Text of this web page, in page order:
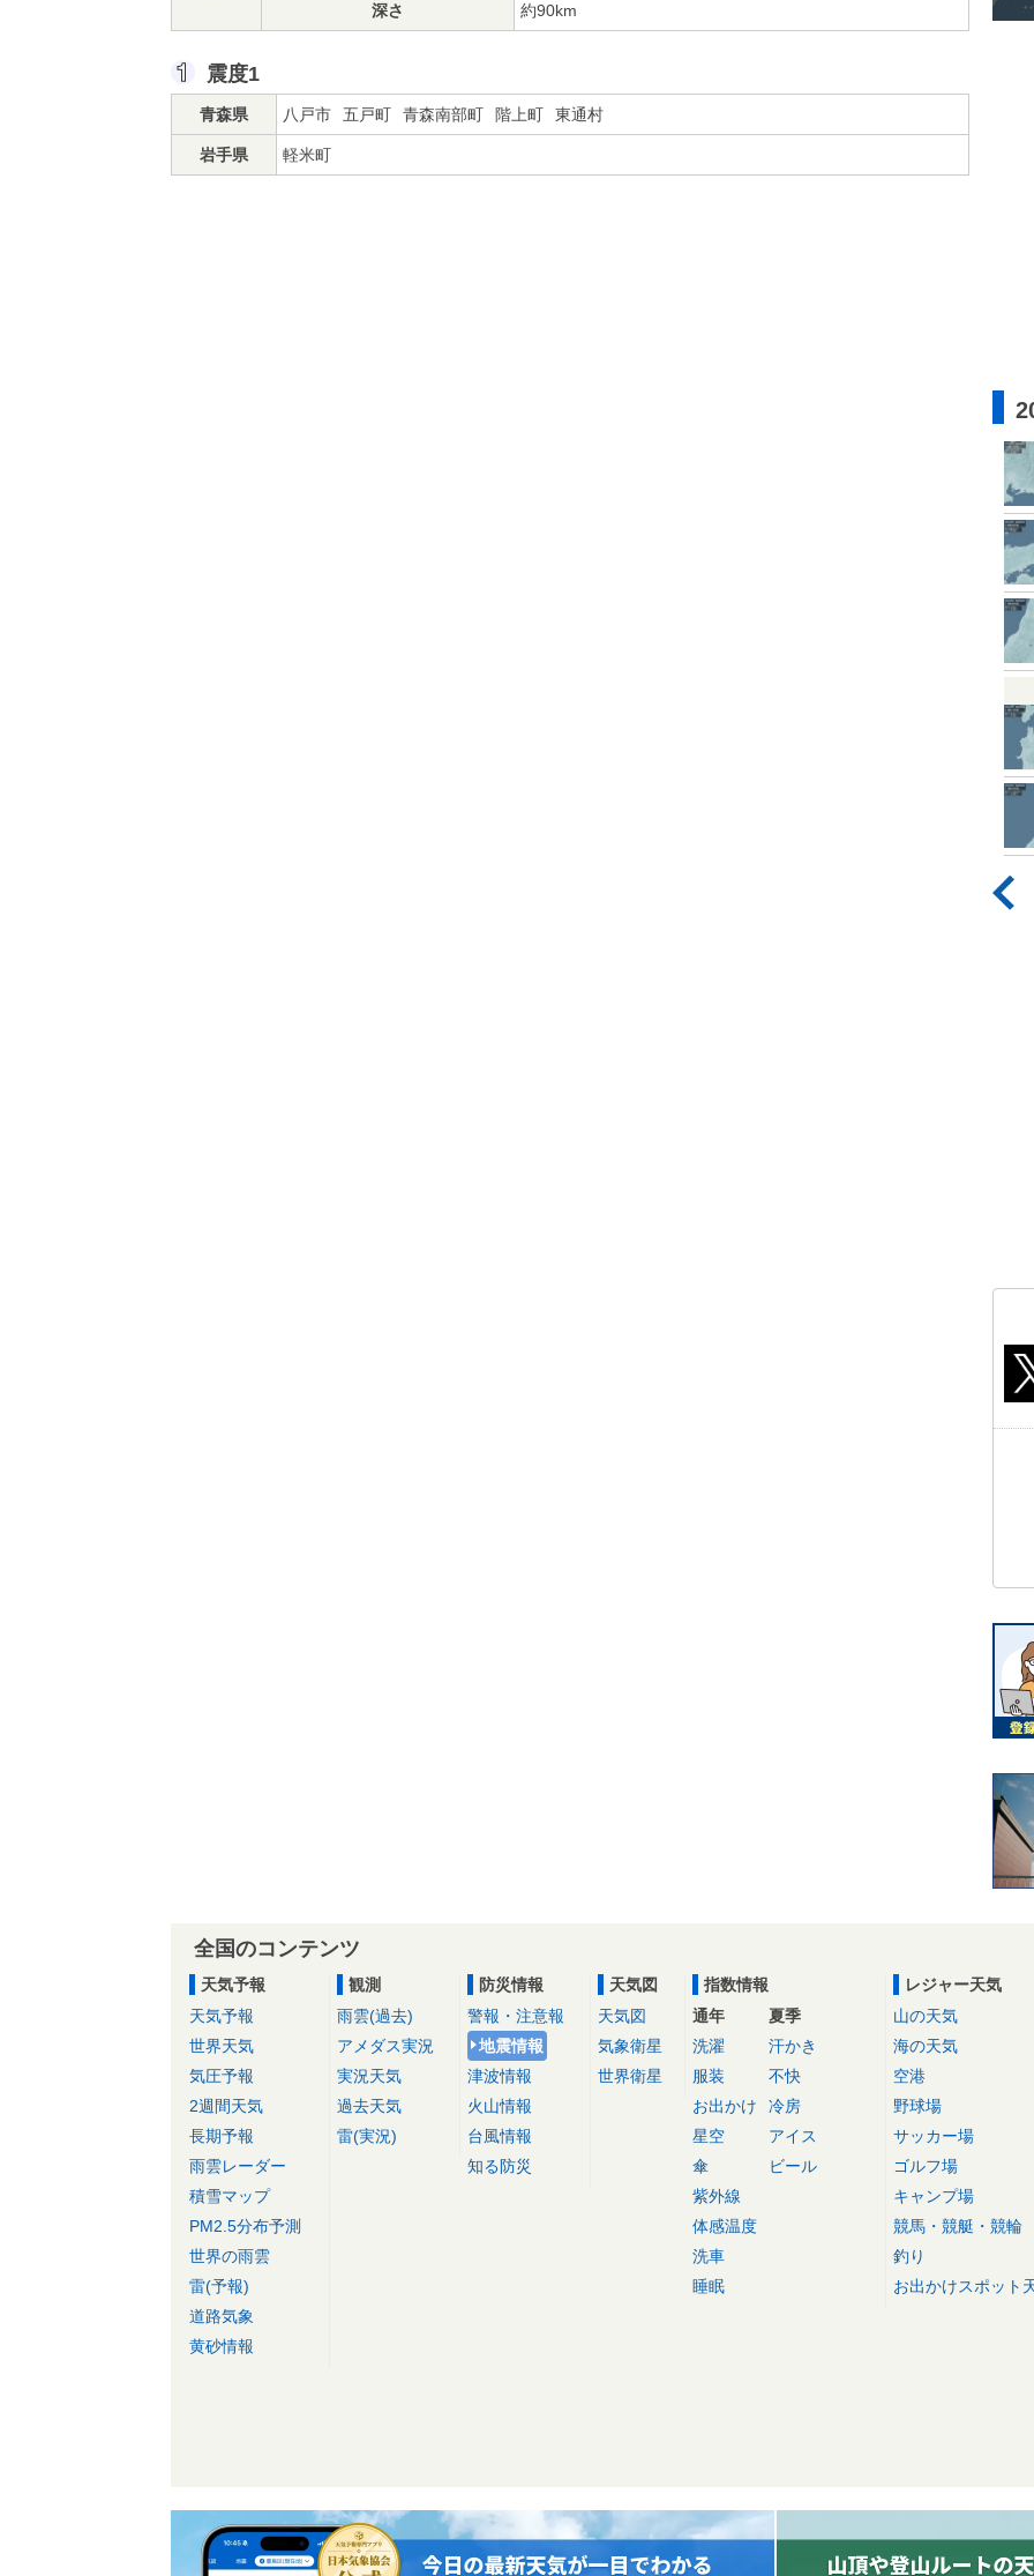
深さ 約90km
震度1
青森県 八戸市 五戸町 青森南部町 階上町 東通村
岩手県 軽米町
全国のコンテンツ
天気予報
天気予報
世界天気
気圧予報
2週間天気
長期予報
雨雲レーダー
積雪マップ
PM2.5分布予測
世界の雨雲
雷(予報)
道路気象
黄砂情報
観測
雨雲(過去)
アメダス実況
実況天気
過去天気
雷(実況)
防災情報
警報・注意報
地震情報
津波情報
火山情報
台風情報
知る防災
天気図
天気図
気象衛星
世界衛星
指数情報
通年
洗濯
服装
お出かけ
星空
傘
紫外線
体感温度
洗車
睡眠
夏季
汗かき
不快
冷房
アイス
ビール
レジャー天気
山の天気
海の天気
空港
野球場
サッカー場
ゴルフ場
キャンプ場
競馬・競艇・競輪
釣り
お出かけスポット